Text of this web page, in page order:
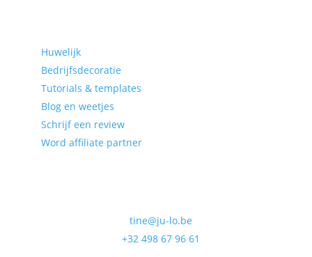
Huwelijk
Bedrijfsdecoratie
Tutorials & templates
Blog en weetjes
Schrijf een review
Word affiliate partner
tine@ju-lo.be
+32 498 67 96 61